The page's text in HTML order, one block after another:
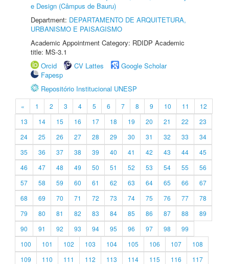
e Design (Câmpus de Bauru)
Department: DEPARTAMENTO DE ARQUITETURA,
URBANISMO E PAISAGISMO
Academic Appointment Category: RDIDP Academic
title: MS-3.1
Orcid
CV Lattes
Google Scholar
Fapesp
Repositório Institucional UNESP
« 1 2 3 4 5 6 7 8 9 10 11
12
13
14 15 16 17 18 19 20 21 22
23
24
25 26 27 28 29 30 31 32 33
34
35
36 37 38 39 40 41 42 43 44
45
46
47 48 49 50 51 52 53 54 55
56
57
58 59 60 61 62 63 64 65 66
67
68
69 70 71 72 73 74 75 76 77
78
79
80 81 82 83 84 85 86 87 88
89
90
91 92 93 94 95 96 97 98
99
100
101 102 103 104 105 106 107
108
109
110 111 112 113 114 115 116
117